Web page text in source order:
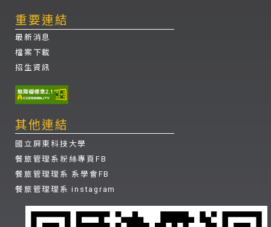
重要連結
最新消息
檔案下載
招生資訊
其他連結
國立屏東科技大學
餐旅管理系粉絲專頁FB
餐旅管理理系 系學會FB
餐旅管理理系 instagram